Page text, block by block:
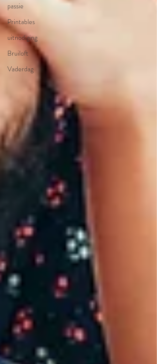
passie
Printables
uitnodiging
Bruiloft
Vaderdag